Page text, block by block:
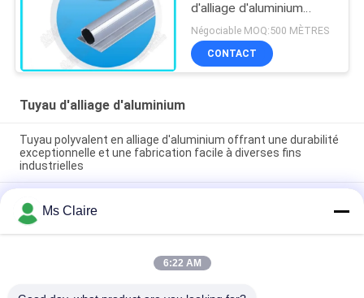
d'alliage d'aluminium
bride sans couture de
tuyau de double
Négociable MOQ:500 MÈTRES
CONTACT
Tuyau d'alliage d'aluminium
Tuyau polyvalent en alliage d'aluminium offrant une durabilité
exceptionnelle et une fabrication facile à diverses fins
industrielles
Tubes structurelles pour montage de bancs de travail et de
racks d'entrepôt
Pipe en alliage d'aluminium en fonte sous pression 28 mm OD
- Tubes de cadre légères réutilisables pour les racks
Ms Claire
6:22 AM